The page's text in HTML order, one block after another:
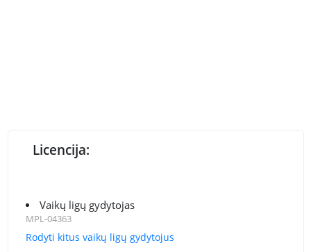
Licencija:
Vaikų ligų gydytojas
MPL-04363
Rodyti kitus vaikų ligų gydytojus